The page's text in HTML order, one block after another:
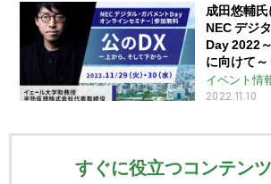
成田悠輔氏
NEC デジ
Day 2022
に向けて～
イベント情
2022.11.10
すぐに役立つコンテン